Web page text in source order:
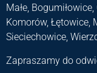
Małe,
Komorów, Łętowice,
Sieciechowice,
Zapraszamy do